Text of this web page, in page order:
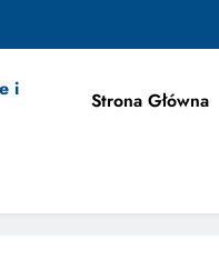
Jak Projektować i
i
Strona Główna